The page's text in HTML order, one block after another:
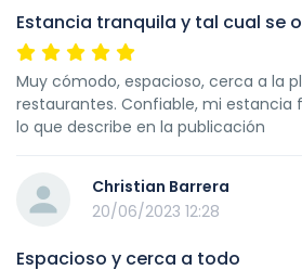
Estancia tranquila y tal cual se
Muy cómodo, espacioso, cerca a la
restaurantes. Confiable, mi estancia
lo que describe en la publicación
Christian Barrera
20/06/2023 12:28
Espacioso y cerca a todo